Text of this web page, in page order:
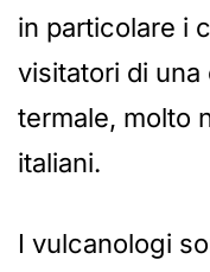
in particolare i
visitatori di
termale, molto
italiani.
I vulcanologi